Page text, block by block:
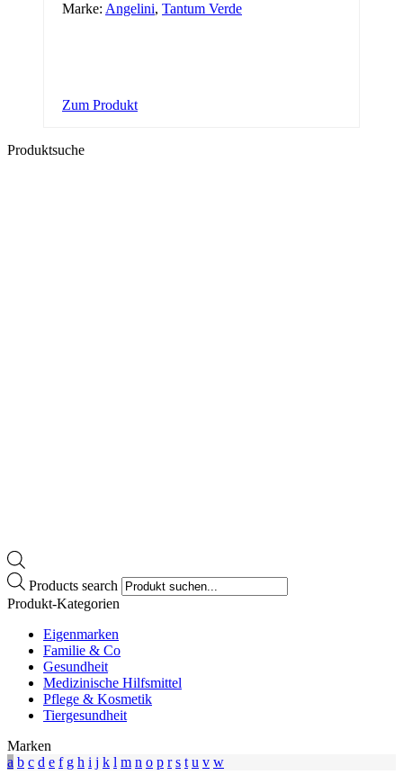
Marke: Angelini, Tantum Verde
Zum Produkt
Produktsuche
Products search
Produkt-Kategorien
Eigenmarken
Familie & Co
Gesundheit
Medizinische Hilfsmittel
Pflege & Kosmetik
Tiergesundheit
Marken
a b c d e f g h i j k l m n o p r s t u v w